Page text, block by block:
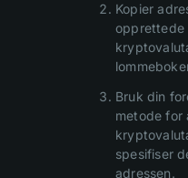
Kopier
opprettede
Bruk din
metode for
spesifiser
adressen.